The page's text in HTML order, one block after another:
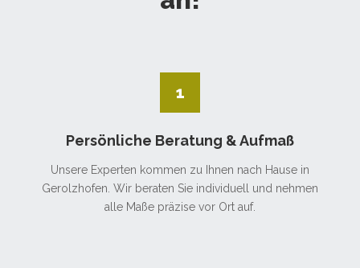
1
Persönliche Beratung & Aufmaß
Unsere Experten kommen zu Ihnen nach Hause in
Gerolzhofen. Wir beraten Sie individuell und nehmen
alle Maße präzise vor Ort auf.